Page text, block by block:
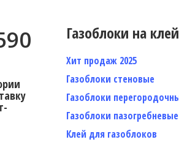
Газоблоки на клей
Хит продаж 2025
Газоблоки стеновые
Газоблоки
Газоблоки пазогребневые
Клей для газоблоков